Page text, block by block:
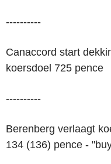
----------
Canaccord start
koersdoel 725 pence
----------
Berenberg verlaagt
134 (136) pence -